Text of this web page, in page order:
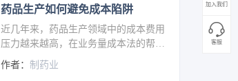
药品生产如何避免成本陷阱
近几年来，药品生产领域中的成本费用
压力越来越高，在业务量成本法的帮助
下可以明显地降低成本费。而降低成本
的传统方法就是建立瘦身型供应链以及
作者： 制药业
加入我们
客服